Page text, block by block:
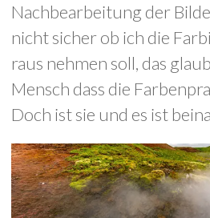
Nachbearbeitung der
nicht sicher ob ich die
raus nehmen soll, das
Mensch dass die
Doch ist sie und es ist